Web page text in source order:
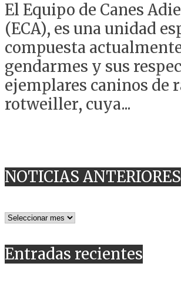
El Equipo de Canes
(ECA), es una unidad
compuesta
gendarmes y sus
ejemplares caninos de
rotweiller, cuya...
NOTICIAS ANTERIORES
NOTICIAS
Entradas recientes